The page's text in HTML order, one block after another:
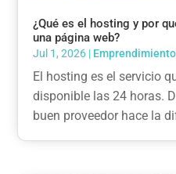
¿Qué es el hosting y por
una página web?
Jul 1, 2026 |
El hosting es el servicio
disponible las 24 horas.
buen proveedor hace la